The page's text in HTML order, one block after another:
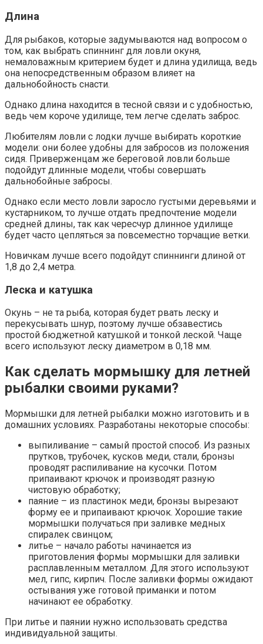
Длина
Для рыбаков, которые задумываются над вопросом о
том, как выбрать спиннинг для ловли окуня,
немаловажным критерием будет и длина удилища, ведь
она непосредственным образом влияет на
дальнобойность снасти.
Однако длина находится в тесной связи и с удобностью,
ведь чем короче удилище, тем легче сделать заброс.
Любителям ловли с лодки лучше выбирать короткие
модели: они более удобны для забросов из положения
сидя. Приверженцам же береговой ловли больше
подойдут длинные модели, чтобы совершать
дальнобойные забросы.
Однако если место ловли заросло густыми деревьями и
кустарником, то лучше отдать предпочтение модели
средней длины, так как чересчур длинное удилище
будет часто цепляться за повсеместно торчащие ветки.
Новичкам лучше всего подойдут спиннинги длиной от
1,8 до 2,4 метра.
Леска и катушка
Окунь – не та рыба, которая будет рвать леску и
перекусывать шнур, поэтому лучше обзавестись
простой бюджетной катушкой и тонкой леской. Чаще
всего используют леску диаметром в 0,18 мм.
Как сделать мормышку для летней
рыбалки своими руками?
Мормышки для летней рыбалки можно изготовить и в
домашних условиях. Разработаны некоторые способы:
выпиливание – самый простой способ. Из разных
прутков, трубочек, кусков меди, стали, бронзы
проводят распиливание на кусочки. Потом
припаивают крючок и производят разную
чистовую обработку;
паяние – из пластинок меди, бронзы вырезают
форму ее и припаивают крючок. Хорошие такие
мормышки получаться при заливке медных
спиралек свинцом;
литье – начало работы начинается из
приготовления формы мормышки для заливки
расплавленным металлом. Для этого используют
мел, гипс, кирпич. После заливки формы ожидают
остывания уже готовой приманки и потом
начинают ее обработку.
При литье и паянии нужно использовать средства
индивидуальной защиты.